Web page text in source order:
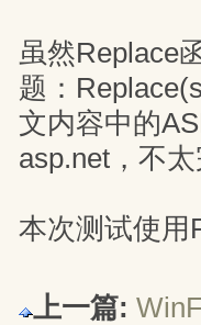
虽然Replace
题：
文内容中的
asp.net，不
本次测试使用
上一篇: